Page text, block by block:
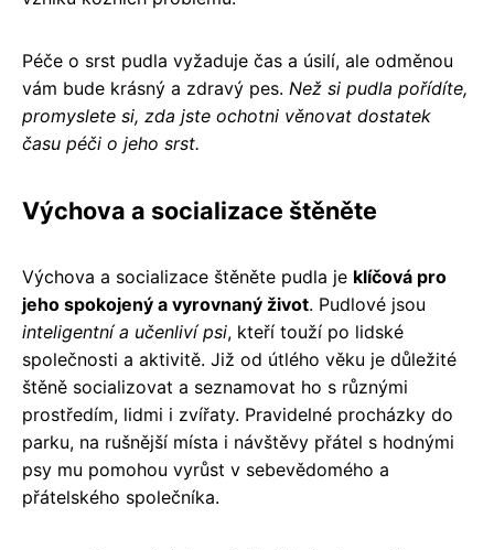
Péče o srst pudla vyžaduje čas a úsilí, ale odměnou
vám bude krásný a zdravý pes. Než si pudla pořídíte,
promyslete si, zda jste ochotni věnovat dostatek
času péči o jeho srst.
Výchova a socializace štěněte
Výchova a socializace štěněte pudla je klíčová pro
jeho spokojený a vyrovnaný život. Pudlové jsou
inteligentní a učenliví psi, kteří touží po lidské
společnosti a aktivitě. Již od útlého věku je důležité
štěně socializovat a seznamovat ho s různými
prostředím, lidmi i zvířaty. Pravidelné procházky do
parku, na rušnější místa i návštěvy přátel s hodnými
psy mu pomohou vyrůst v sebevědomého a
přátelského společníka.